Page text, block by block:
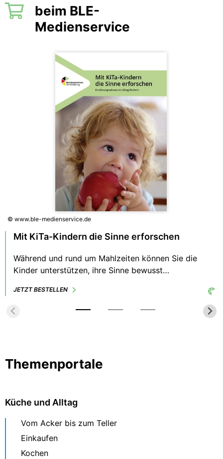
beim BLE-
Medienservice
© www.ble-medienservice.de
Mit KiTa-Kindern die Sinne erforschen
Während und rund um Mahlzeiten können Sie die
Kinder unterstützen, ihre Sinne bewusst
einfache und partizipative Umsetzungsideen
zusammengestellt.
JETZT BESTELLEN
Themenportale
Küche und Alltag
Vom Acker bis zum Teller
Einkaufen
Kochen